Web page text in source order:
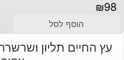
₪98
הוסף לסל
עץ החיים תליון